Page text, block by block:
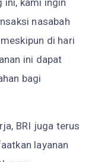
nasabah
di hari
ini dapat
bagi
BRI juga terus
layanan